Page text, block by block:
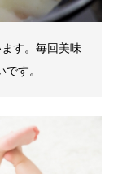
す。毎回美味
す。